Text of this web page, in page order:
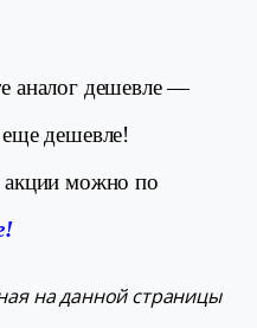
аналог дешевле —
дешевле!
акции можно по
на данной страницы